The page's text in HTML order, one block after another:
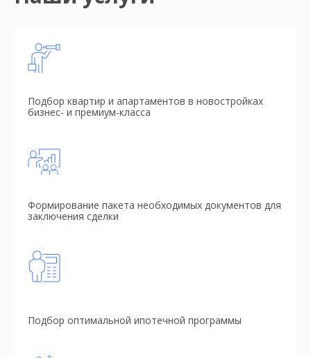
Подбор квартир и апартаментов в новостройках
бизнес- и премиум-класса
Формирование пакета необходимых документов для
заключения сделки
Подбор оптимальной ипотечной программы